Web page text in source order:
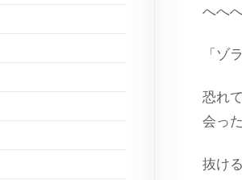
へへ
「ゾ
恐れ
会っ
抜け